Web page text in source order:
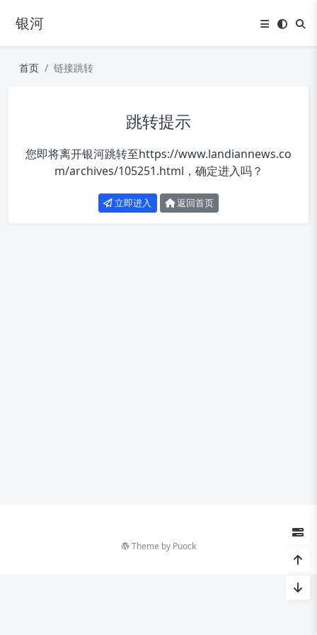
银河
首页 链接跳转
跳转提示
您即将离开银河跳转至https://www.landiannews.co
m/archives/105251.html ，确定进入吗？
立即进入 返回首页
Theme by Puock